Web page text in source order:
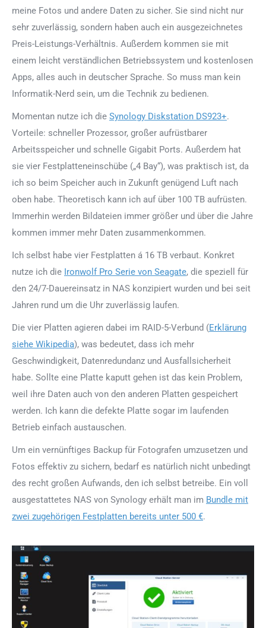
meine Fotos und andere Daten zu sicher. Sie sind nicht nur
sehr zuverlässig, sondern haben auch ein ausgezeichnetes
Preis-Leistungs-Verhältnis. Außerdem kommen sie mit
einem leicht verständlichen Betriebssystem und kostenlosen
Apps, alles auch in deutscher Sprache. So muss man kein
Informatik-Nerd sein, um die Technik zu bedienen.
Momentan nutze ich die Synology Diskstation DS923+.
Vorteile: schneller Prozessor, großer aufrüstbarer
Arbeitsspeicher und schnelle Gigabit Ports. Außerdem hat
sie vier Festplatteneinschübe („4 Bay“), was praktisch ist, da
ich so beim Speicher auch in Zukunft genügend Luft nach
oben habe. Theoretisch kann ich auf über 100 TB aufrüsten.
Immerhin werden Bildateien immer größer und über die Jahre
kommen immer mehr Daten zusammenkommen.
Ich selbst habe vier Festplatten á 16 TB verbaut. Konkret
nutze ich die Ironwolf Pro Serie von Seagate, die speziell für
den 24/7-Dauereinsatz in NAS konzipiert wurden und bei seit
Jahren rund um die Uhr zuverlässig laufen.
Die vier Platten agieren dabei im RAID-5-Verbund (Erklärung
siehe Wikipedia), was bedeutet, dass ich mehr
Geschwindigkeit, Datenredundanz und Ausfallsicherheit
habe. Sollte eine Platte kaputt gehen ist das kein Problem,
weil ihre Daten auch von den anderen Platten gespeichert
werden. Ich kann die defekte Platte sogar im laufenden
Betrieb einfach austauschen.
Um ein vernünftiges Backup für Fotografen umzusetzen und
Fotos effektiv zu sichern, bedarf es natürlich nicht unbedingt
des recht großen Aufwands, den ich selbst betreibe. Ein voll
ausgestattetes NAS von Synology erhält man im Bundle mit
zwei zugehörigen Festplatten bereits unter 500 €.